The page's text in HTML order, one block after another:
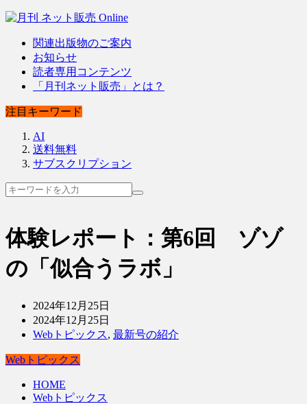
関連出版物のご案内
お知らせ
読者専用コンテンツ
「月刊ネット販売」とは？
注目キーワード
AI
送料無料
サブスクリプション
体験レポート：第6回 ゾゾ
の「似合うラボ」
2024年12月25日
2024年12月25日
Webトピックス, 最新号の紹介
Webトピックス
HOME
Webトピックス